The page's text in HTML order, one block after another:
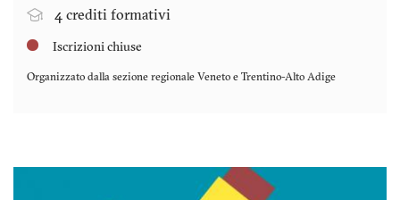
4 crediti formativi
Iscrizioni chiuse
Organizzato dalla sezione regionale Veneto e Trentino-Alto Adige